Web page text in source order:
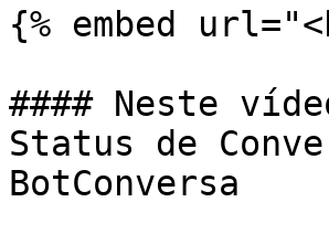
{% embed
#### Neste
Status de
BotConversa